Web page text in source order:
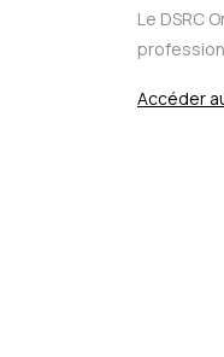
Le DSRC
Accéder